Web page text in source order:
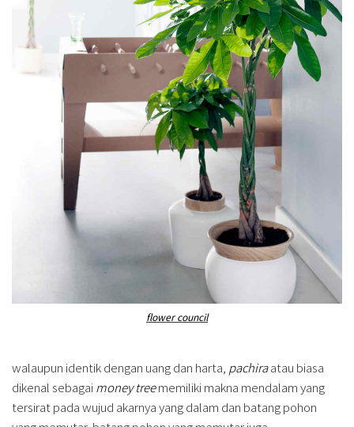
flower council
walaupun identik dengan uang dan harta, pachiraatau biasa
dikenal sebagai money treememiliki makna mendalam yang
tersirat pada wujud akarnya yang dalam dan batang pohon